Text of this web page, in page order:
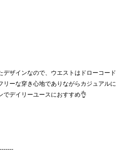
デザインなので、ウエストはドローコード
ーな穿き心地でありながらカジュアルに
でデイリーユースにおすすめ👌